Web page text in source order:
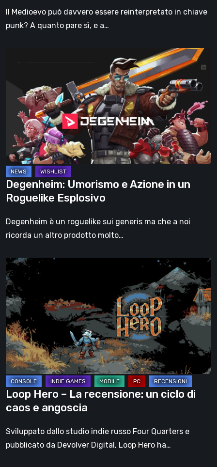
breccia
Il Medioevo può davvero essere reinterpretato in chiave
punk? A quanto pare sì, e a…
Azione
Roguelike
Esplosivo
Degenheim: Umorismo e Azione in un
Roguelike Esplosivo
Degenheim è un roguelike sui generis ma che a noi
ricorda un altro prodotto molto…
Loop
Hero
–
La
recensione:
un
ciclo
di
caos
e
angoscia
Loop Hero – La recensione: un ciclo di
caos e angoscia
Sviluppato dallo studio indie russo Four Quarters e
pubblicato da Devolver Digital, Loop Hero ha…